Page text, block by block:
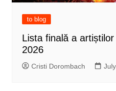
to blog
Lista finală a
2026
Cristi Dorombach